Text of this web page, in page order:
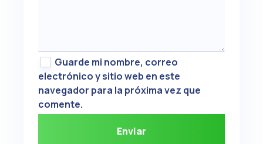
Guarde mi nombre, correo
electrónico y sitio web en este
navegador para la próxima vez que
comente.